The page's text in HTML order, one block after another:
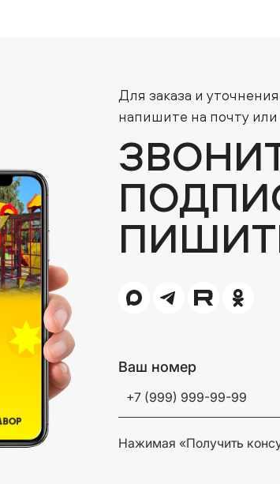
Для заказа и
напишите на почту
Ваш номер
Нажимая «Получить